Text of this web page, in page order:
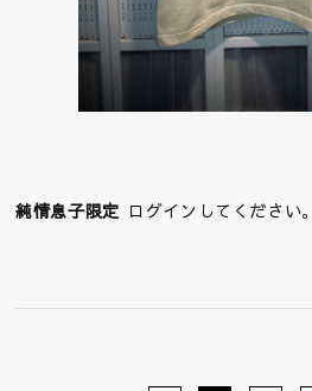
純情息子限定 ログインしてください。